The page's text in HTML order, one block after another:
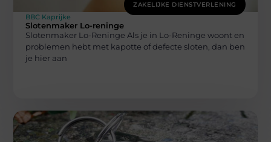
ZAKELIJKE DIENSTVERLENING
BBC Kaprijke
Slotenmaker Lo-reninge
Slotenmaker Lo-Reninge Als je in Lo-Reninge woont en
problemen hebt met kapotte of defecte sloten, dan ben
je hier aan